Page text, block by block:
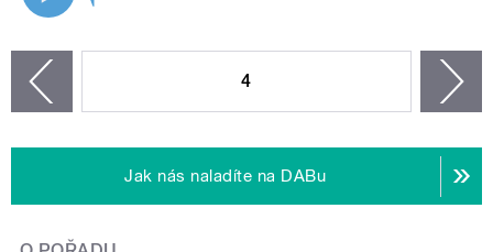
4
Jak nás naladíte na DABu